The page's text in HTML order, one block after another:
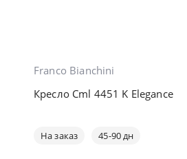
Franco Bianchini
Кресло Cml 4451 K Elegance
На заказ 45-90 дн